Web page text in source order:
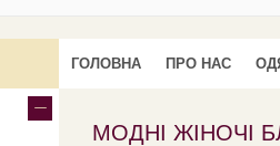
ГОЛОВНА ПРО НАС
МОДНІ ЖІНОЧІ